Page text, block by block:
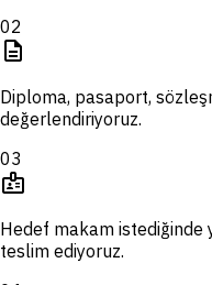
02
description
Diploma, pasaport,
değerlendiriyoruz.
03
badge
Hedef makam istediğinde
teslim ediyoruz.